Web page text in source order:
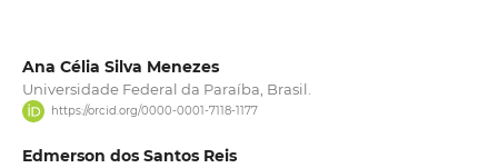
Ana Célia Silva Menezes
Universidade Federal da Paraíba, Brasil.
https://orcid.org/0000-0001-7118-1177
Edmerson dos Santos Reis